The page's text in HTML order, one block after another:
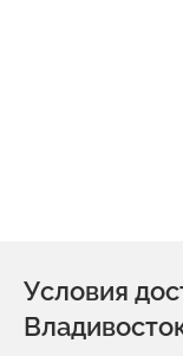
Условия